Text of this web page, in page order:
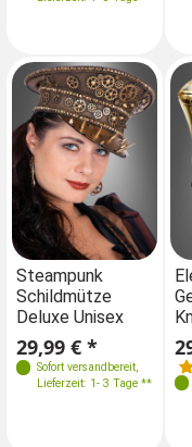
Steampunk
Schildmütze
Deluxe Unisex
29,99 € *
Sofort versandbereit,
Lieferzeit: 1- 3 Tage **